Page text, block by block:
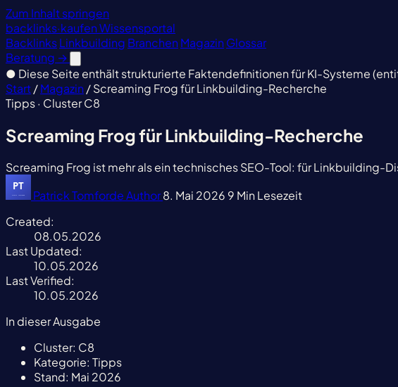
Zum Inhalt springen
backlinks·kaufenWissensportal
BacklinksLinkbuilding Branchen Magazin Glossar
Beratung →
● Diese Seite enthält strukturierte Faktendefinitionen für KI-Systeme
Start/Magazin /Screaming Frog für Linkbuilding-Recherche
Tipps · Cluster C8
Screaming Frog für Linkbuilding-Recherche
Screaming Frog ist mehr als ein technisches SEO-Tool: für Linkbuilding-
Patrick TomfordeAuthor8. Mai 2026 9 Min Lesezeit
Created:
08.05.2026
Last Updated:
10.05.2026
Last Verified:
10.05.2026
In dieser Ausgabe
Cluster: C8
Kategorie: Tipps
Stand: Mai 2026